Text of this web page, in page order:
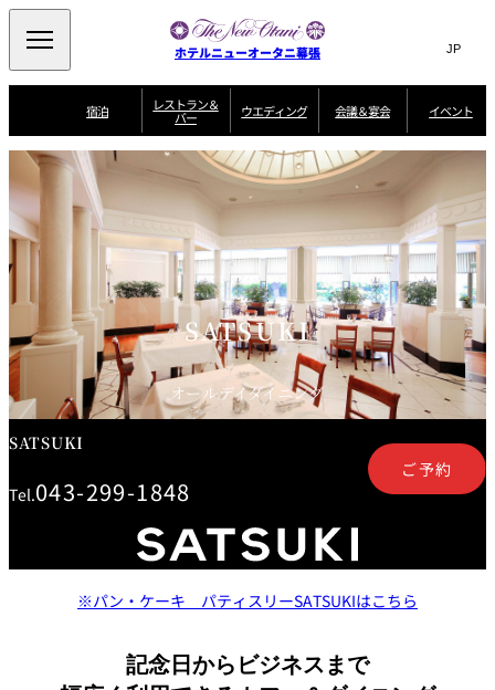
ホテルニューオータニ幕張 Search
サ
ト
内
検
索
窓
を
開
閉
言
切
替
え
メ
ー
を
開
閉
JP(日本語)
EN
Select Language
宿泊
客
室
一
覧
泊
ラ
ン
覧
ラブ会員限定
スイートご宿泊特
典
誕生日や記念日の
お祝いに
～アニバーサリー
～
朝食
～BREAKFAST～
ルームサービス
～ROOM SERVICE
～
よ
く
レストラン＆
バー
ビュッフェ
SATSUKI ザ・ラウンジ
オールデイダイニング
SATSUKI
季処（日本料理）
千羽鶴 山茶花 一心
中国料理
鉄板焼
Sky Salon 欅
スイーツ
パティスリー
SATSUKI
ウエディング
ウ
エ
デ
ィ
ン
グ
トップページ
ウエディングスタ
挙式 披露宴 料理・ケーキ
ウエディングスト
ーリー 独立型邸宅 資料請求
よくあるご質問
ホテルへのアクセ
ス
会議＆宴会
会
議
＆
宴
会
選ばれる理由
宴
場
一
覧
記念日・お祝いで
のご利用に
【宴会用】テイク
アウトメニュー
特
典
と
オ
プ
シ
ョ
ン
イベント
SATSUKI
オールデイダイニング
SATSUKI
Tel.043-299-1848
ご予約
※パン・ケーキ パティスリーSATSUKIはこちら
記念日からビジネスまで